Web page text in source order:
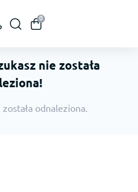
0
nie została
odnaleziona.